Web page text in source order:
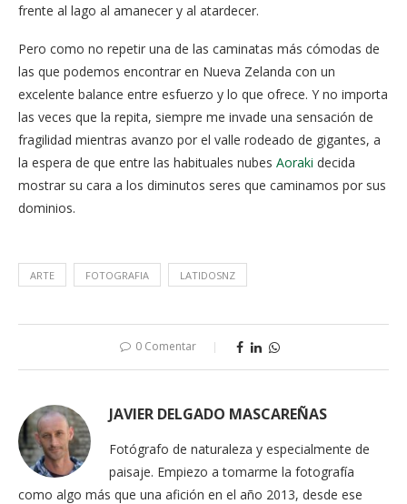
frente al lago al amanecer y al atardecer.
Pero como no repetir una de las caminatas más cómodas de
las que podemos encontrar en Nueva Zelanda con un
excelente balance entre esfuerzo y lo que ofrece. Y no importa
las veces que la repita, siempre me invade una sensación de
fragilidad mientras avanzo por el valle rodeado de gigantes, a
la espera de que entre las habituales nubes Aoraki decida
mostrar su cara a los diminutos seres que caminamos por sus
dominios.
ARTE FOTOGRAFIA LATIDOSNZ
0 Comentar
JAVIER DELGADO MASCAREÑAS
Fotógrafo de naturaleza y especialmente de
paisaje. Empiezo a tomarme la fotografía
como algo más que una afición en el año 2013, desde ese